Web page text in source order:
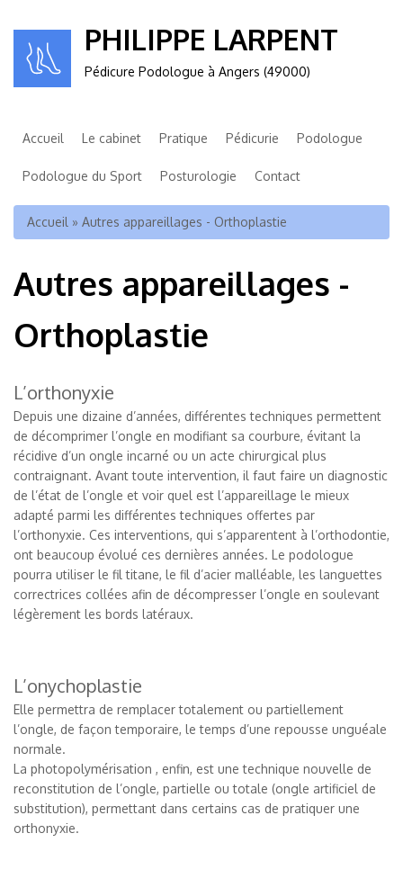
PHILIPPE LARPENT
Pédicure Podologue à Angers (49000)
Accueil Le cabinet Pratique Pédicurie Podologue
Podologue du Sport Posturologie Contact
Vous êtes ici
Accueil » Autres appareillages - Orthoplastie
Autres appareillages -
Orthoplastie
L’orthonyxie
Depuis une dizaine d’années, différentes techniques permettent
de décomprimer l’ongle en modifiant sa courbure, évitant la
récidive d’un ongle incarné ou un acte chirurgical plus
contraignant. Avant toute intervention, il faut faire un diagnostic
de l’état de l’ongle et voir quel est l’appareillage le mieux
adapté parmi les différentes techniques offertes par
l’orthonyxie. Ces interventions, qui s’apparentent à l’orthodontie,
ont beaucoup évolué ces dernières années. Le podologue
pourra utiliser le fil titane, le fil d’acier malléable, les languettes
correctrices collées afin de décompresser l’ongle en soulevant
légèrement les bords latéraux.
L’onychoplastie
Elle permettra de remplacer totalement ou partiellement
l’ongle, de façon temporaire, le temps d’une repousse unguéale
normale.
La photopolymérisation , enfin, est une technique nouvelle de
reconstitution de l’ongle, partielle ou totale (ongle artificiel de
substitution), permettant dans certains cas de pratiquer une
orthonyxie.